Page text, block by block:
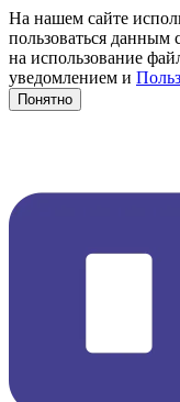
На нашем сайте
пользоваться данным
на использование
уведомлением и
Понятно